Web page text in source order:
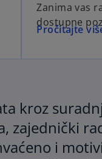
Zanima vas
dostupne
Pročitajte
o
e
n
a
n
kroz
i